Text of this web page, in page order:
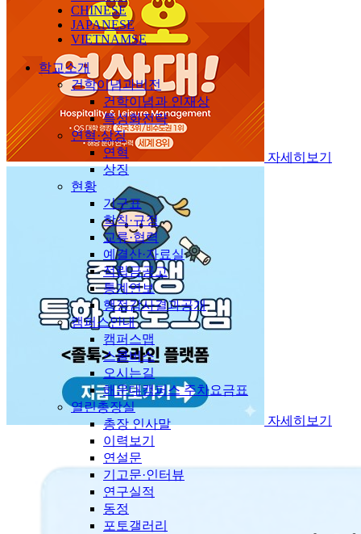
자세히보기
자세히보기
CHINESE
JAPANESE
VIETNAMSE
학교소개
건학이념과비전
건학이념과 인재상
특성화전략
연혁·상징
연혁
상징
현황
기구표
학칙·규정
교류·협력
예결산·자료실
적립금공고
통계연보
행정감사결과공개
캠퍼스안내
캠퍼스맵
스쿨버스
오시는길
해운대캠퍼스 주차요금표
열린총장실
총장 인사말
이력보기
연설문
기고문·인터뷰
연구실적
동정
포토갤러리